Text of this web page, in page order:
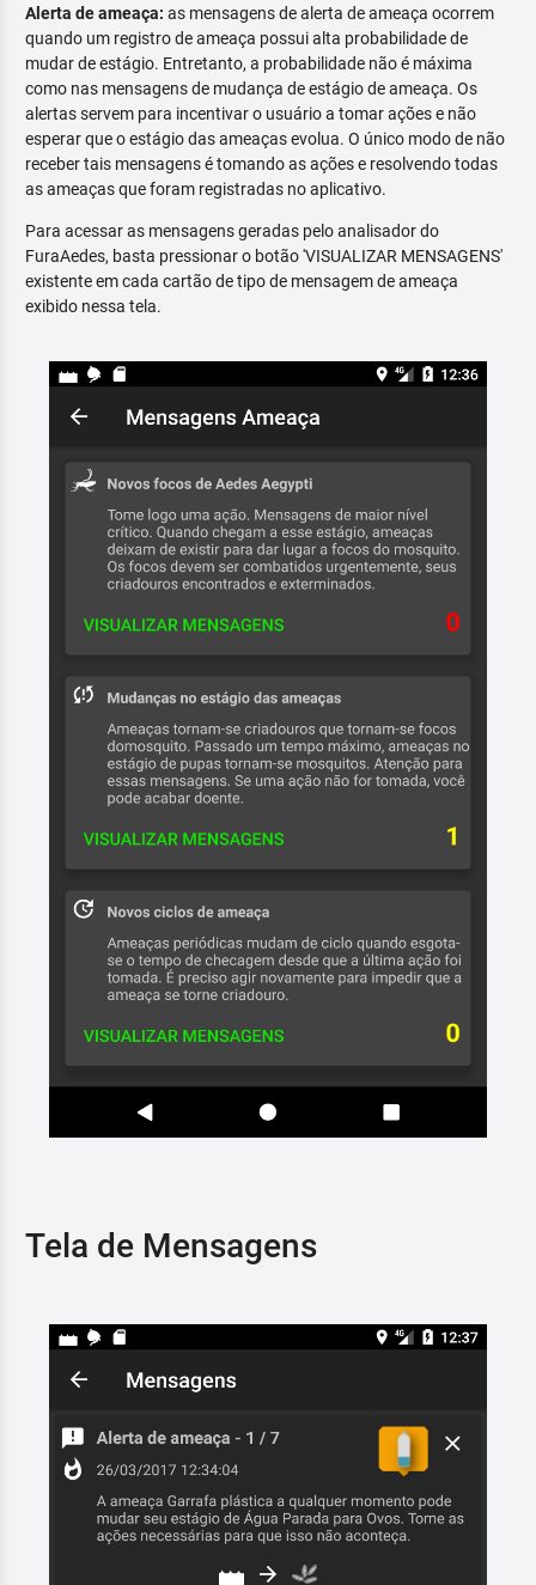
Alerta de ameaça: as mensagens de alerta de ameaça ocorrem
quando um registro de ameaça possui alta probabilidade de
mudar de estágio. Entretanto, a probabilidade não é máxima
como nas mensagens de mudança de estágio de ameaça. Os
alertas servem para incentivar o usuário a tomar ações e não
esperar que o estágio das ameaças evolua. O único modo de não
receber tais mensagens é tomando as ações e resolvendo todas
as ameaças que foram registradas no aplicativo.
Para acessar as mensagens geradas pelo analisador do
FuraAedes, basta pressionar o botão 'VISUALIZAR MENSAGENS'
existente em cada cartão de tipo de mensagem de ameaça
exibido nessa tela.
Tela de Mensagens